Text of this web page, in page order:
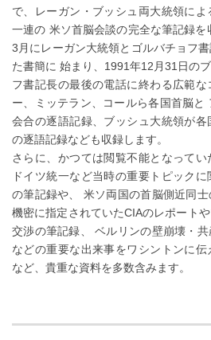
で、レーガン・ブッシュ両大統領に
一連の 米ソ首脳会談の完全な筆記録
3月にレーガン大統領とゴルバチョフ
た書簡に 始まり、1991年12月31日の
フ書記長の最後の電話に終わる広範
ー、ミッテラン、コールら各国首脳と
会合の逐語記録、ブッシュ大統領が
の逐語記録なども収録します。
さらに、かつては閲覧不能となってい
ドイツ統一など当時の重要トピック
の筆記録や、 米ソ両国の首脳側近同
機密に指定されていたCIAのレポート
交渉の筆記録、 ベルリンの壁崩壊・
などの重要な出来事をワシントンに
など、貴重な資料を多数含みます。